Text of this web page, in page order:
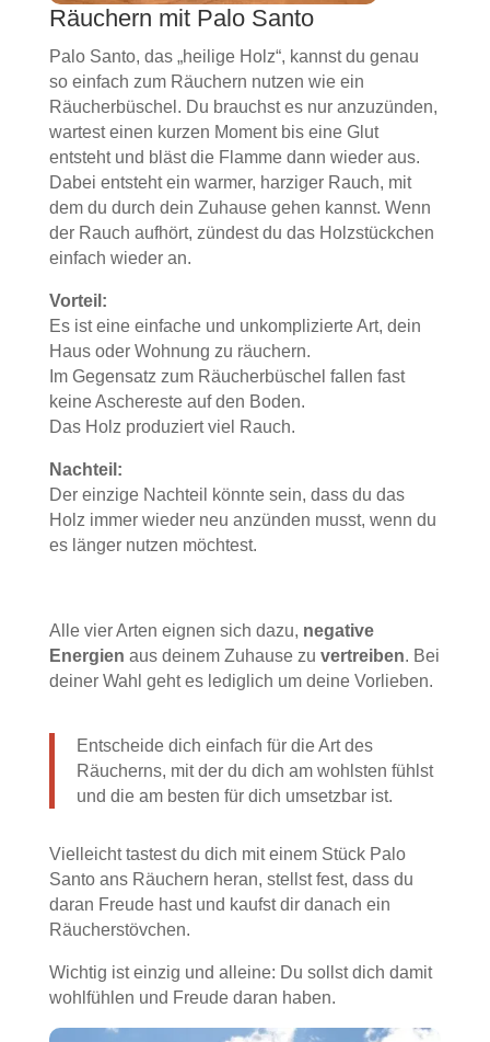
Räuchern mit Palo Santo
Palo Santo, das „heilige Holz“, kannst du genau
so einfach zum Räuchern nutzen wie ein
Räucherbüschel. Du brauchst es nur anzuzünden,
wartest einen kurzen Moment bis eine Glut
entsteht und bläst die Flamme dann wieder aus.
Dabei entsteht ein warmer, harziger Rauch, mit
dem du durch dein Zuhause gehen kannst. Wenn
der Rauch aufhört, zündest du das Holzstückchen
einfach wieder an.
Vorteil:
Es ist eine einfache und unkomplizierte Art, dein
Haus oder Wohnung zu räuchern.
Im Gegensatz zum Räucherbüschel fallen fast
keine Aschereste auf den Boden.
Das Holz produziert viel Rauch.
Nachteil:
Der einzige Nachteil könnte sein, dass du das
Holz immer wieder neu anzünden musst, wenn du
es länger nutzen möchtest.
Alle vier Arten eignen sich dazu, negative
Energien aus deinem Zuhause zu vertreiben. Bei
deiner Wahl geht es lediglich um deine Vorlieben.
Entscheide dich einfach für die Art des
Räucherns, mit der du dich am wohlsten fühlst
und die am besten für dich umsetzbar ist.
Vielleicht tastest du dich mit einem Stück Palo
Santo ans Räuchern heran, stellst fest, dass du
daran Freude hast und kaufst dir danach ein
Räucherstövchen.
Wichtig ist einzig und alleine: Du sollst dich damit
wohlfühlen und Freude daran haben.